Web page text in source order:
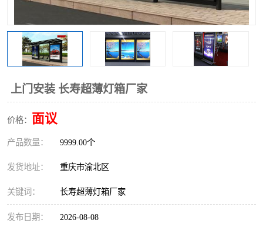
上门安装 长寿超薄灯箱厂家
价格： 面议
产品数量： 9999.00个
发货地址： 重庆市渝北区
关键词： 长寿超薄灯箱厂家
发布日期： 2026-08-08